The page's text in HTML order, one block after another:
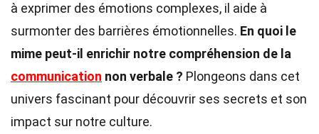
à exprimer des émotions complexes, il aide à
surmonter des barrières émotionnelles. En quoi le
mime peut-il enrichir notre compréhension de la
communication non verbale ? Plongeons dans cet
univers fascinant pour découvrir ses secrets et son
impact sur notre culture.